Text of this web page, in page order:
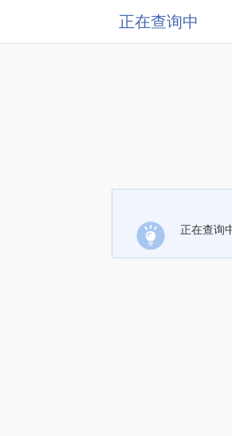
正在查询中
正在查询